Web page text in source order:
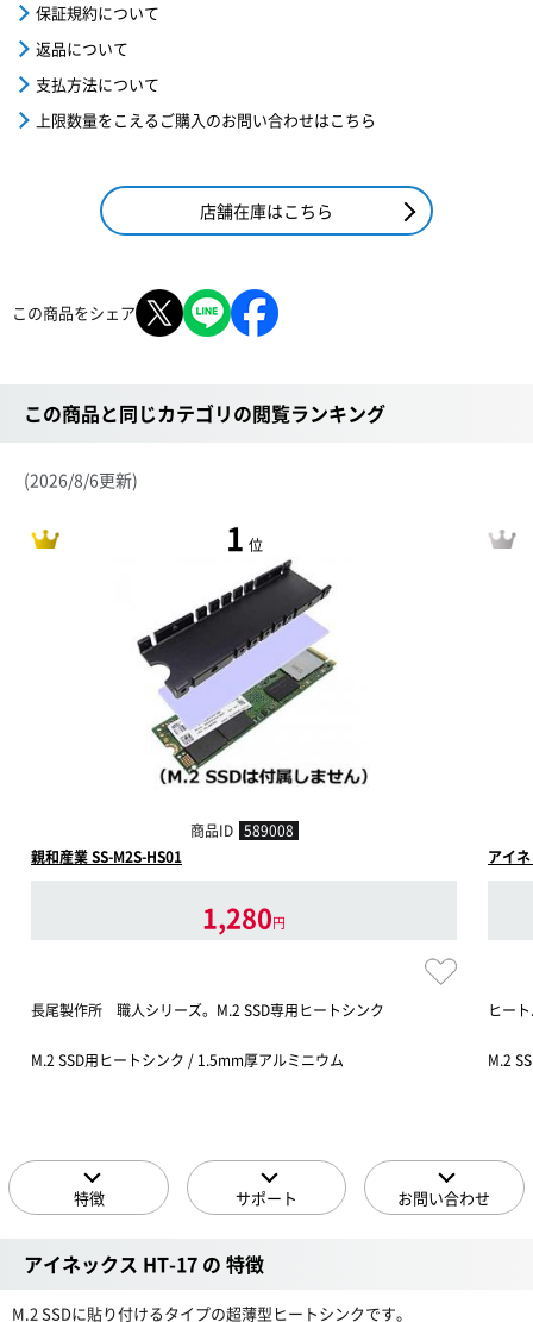
保証規約について
返品について
支払方法について
上限数量をこえるご購入のお問い合わせはこちら
店舗在庫はこちら
この商品をシェア
この商品と同じカテゴリの閲覧ランキング
(2026/8/6更新)
1 位
商品ID 589008
親和産業 SS-M2S-HS01
1,280円
長尾製作所 職人シリーズ。M.2 SSD専用ヒートシンク
M.2 SSD用ヒートシンク / 1.5mm厚アルミニウム
アイ
ヒー
M.2
特徴 サポート お問い合わせ
アイネックス HT-17 の 特徴
M.2 SSDに貼り付けるタイプの超薄型ヒートシンクです。